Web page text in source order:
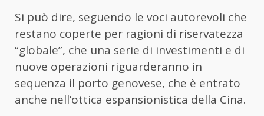
Si può dire, seguendo le voci autorevoli che
restano coperte per ragioni di riservatezza
“globale”, che una serie di investimenti e di
nuove operazioni riguarderanno in
sequenza il porto genovese, che è entrato
anche nell’ottica espansionistica della Cina.